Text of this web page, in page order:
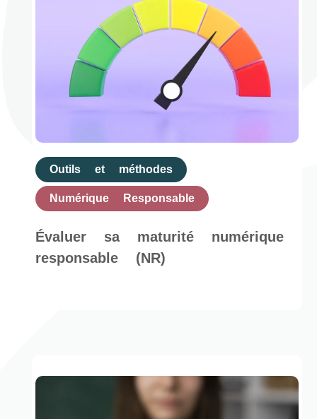
Outils et méthodes
Numérique Responsable
Évaluer sa maturité numérique
responsable (NR)